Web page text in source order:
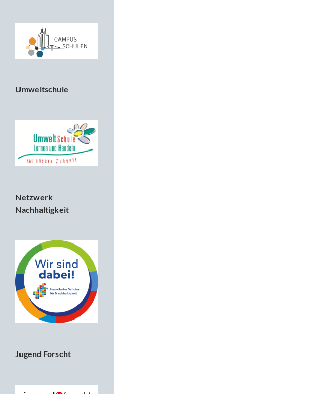
Umweltschule
Netzwerk
Nachhaltigkeit
Jugend Forscht